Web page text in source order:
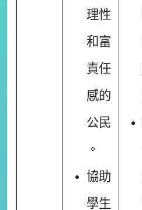
理性
和富
責任
感的
公民
。
協助
學生